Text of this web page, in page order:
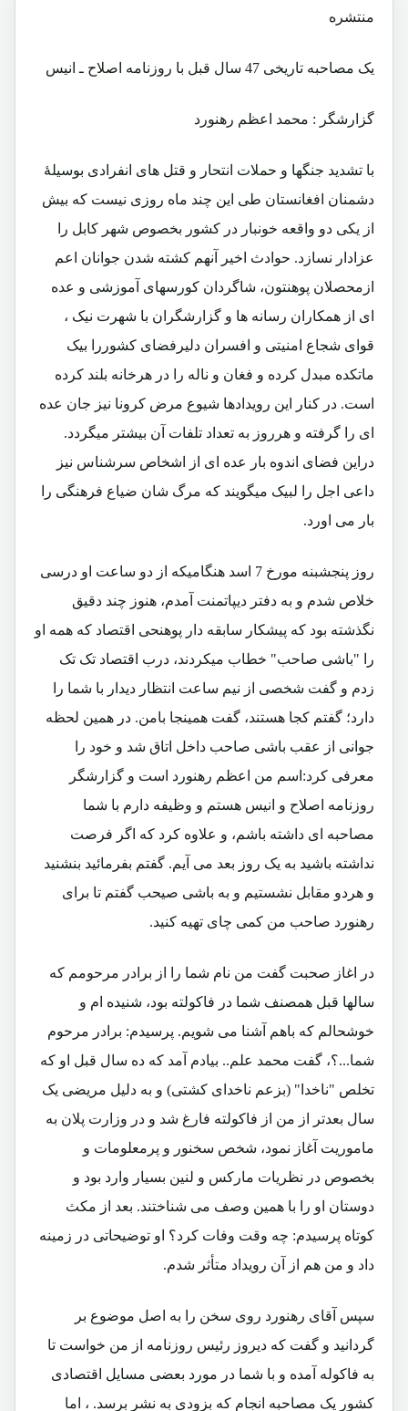
منتشره
یک مصاحبه تاریخی 47 سال قبل با روزنامه اصلاح ـ انیس
گزارشگر : محمد اعظم رهنورد
با تشدید جنگها و حملات انتحار و قتل های انفرادی بوسیلۀ
دشمنان افغانستان طی این چند ماه روزی نیست که بیش
از یکی دو واقعه خونبار در کشور بخصوص شهر کابل را
عزادار نسازد. حوادث اخیر آنهم کشته شدن جوانان اعم
ازمحصلان پوهنتون، شاگردان کورسهای آموزشی و عده
ای از همکاران رسانه ها و گزارشگران با شهرت نیک ،
قوای شجاع امنیتی و افسران دلیرفضای کشوررا بیک
ماتکده مبدل کرده و فغان و ناله را در هرخانه بلند کرده
است. در کنار این رویدادها شیوع مرض کرونا نیز جان عده
ای را گرفته و هرروز به تعداد تلفات آن بیشتر میگردد.
دراین فضای اندوه بار عده ای از اشخاص سرشناس نیز
داعی اجل را لبیک میگویند که مرگ شان ضیاع فرهنگی را
بار می اورد.
روز پنجشبنه مورخ 7 اسد هنگامیکه از دو ساعت او درسی
خلاص شدم و به دفتر دیپاتمنت آمدم، هنوز چند دقیق
نگذشته بود که پیشکار سابقه دار پوهنحی اقتصاد که همه او
را "باشی صاحب" خطاب میکردند، درب اقتصاد تک تک
زدم و گفت شخصی از نیم ساعت انتظار دیدار با شما را
دارد؛ گفتم کجا هستند، گفت همینجا بامن. در همین لحظه
جوانی از عقب باشی صاحب داخل اتاق شد و خود را
معرفی کرد:اسم من اعظم رهنورد است و گزارشگر
روزنامه اصلاح و انیس هستم و وظیفه دارم با شما
مصاحبه ای داشته باشم، و علاوه کرد که اگر فرصت
نداشته باشید به یک روز بعد می آیم. گفتم بفرمائید بنشنید
و هردو مقابل نشستیم و به باشی صیحب گفتم تا برای
رهنورد صاحب من کمی چای تهیه کنید.
در اغاز صحبت گفت من نام شما را از برادر مرحومم که
سالها قبل همصنف شما در فاکولته بود، شنیده ام و
خوشحالم که باهم آشنا می شویم. پرسیدم: برادر مرحوم
شما...؟، گفت محمد علم.. بیادم آمد که ده سال قبل او که
تخلص "ناخدا" (بزعم ناخدای کشتی) و به دلیل مریضی یک
سال بعدتر از من از فاکولته فارغ شد و در وزارت پلان به
ماموریت آغاز نمود، شخص سخنور و پرمعلومات و
بخصوص در نظریات مارکس و لنین بسیار وارد بود و
دوستان او را با همین وصف می شناختند. بعد از مکث
کوتاه پرسیدم: چه وقت وفات کرد؟ او توضیحاتی در زمینه
داد و من هم از آن رویداد متأثر شدم.
سپس آقای رهنورد روی سخن را به اصل موضوع بر
گردانید و گفت که دیروز رئیس روزنامه از من خواست تا
به فاکوله آمده و با شما در مورد بعضی مسایل اقتصادی
کشور یک مصاحبه انجام که بزودی به نشر برسد. ، اما